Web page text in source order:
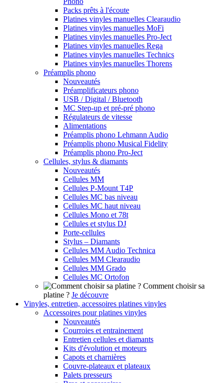
Packs prêts à l'écoute
Platines vinyles manuelles Clearaudio
Platines vinyles manuelles MoFi
Platines vinyles manuelles Pro-Ject
Platines vinyles manuelles Rega
Platines vinyles manuelles Technics
Platines vinyles manuelles Thorens
Préamplis phono
Nouveautés
Préamplificateurs phono
USB / Digital / Bluetooth
MC Step-up et pré-pré phono
Régulateurs de vitesse
Alimentations
Préamplis phono Lehmann Audio
Préamplis phono Musical Fidelity
Préamplis phono Pro-Ject
Cellules, stylus & diamants
Nouveautés
Cellules MM
Cellules P-Mount T4P
Cellules MC bas niveau
Cellules MC haut niveau
Cellules Mono et 78t
Cellules et stylus DJ
Porte-cellules
Stylus – Diamants
Cellules MM Audio Technica
Cellules MM Clearaudio
Cellules MM Grado
Cellules MC Ortofon
Comment choisir sa
platine ? Je découvre
Vinyles, entretien, accessoires platines vinyles
Accessoires pour platines vinyles
Nouveautés
Courroies et entrainement
Entretien cellules et diamants
Kits d'évolution et moteurs
Capots et charnières
Couvre-plateaux et plateaux
Palets presseurs